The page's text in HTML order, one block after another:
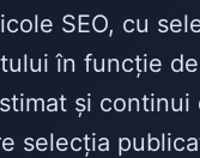
SEO, cu
în funcție
și continui
selecția